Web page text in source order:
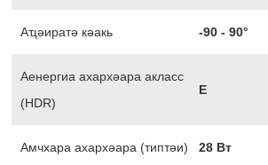
Аҵәиратә кәакь -90 - 90°
Аенергиа ахархәара акласс
(HDR)
Е
Амчхара ахархәара (типтәи) 28 Вт